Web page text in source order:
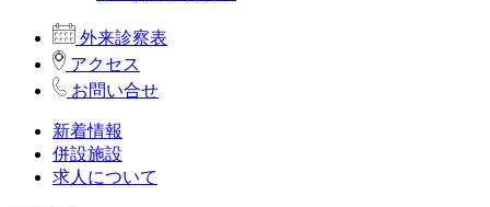
外来診察表
アクセス
お問い合せ
新着情報
併設施設
求人について